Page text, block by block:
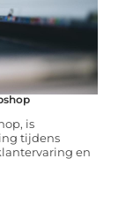
is
tijdens
en